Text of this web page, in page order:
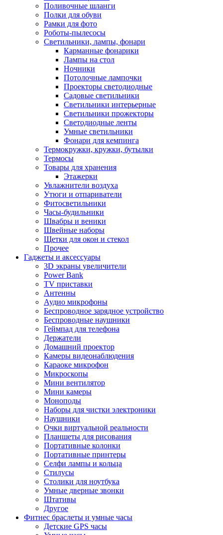
Поливочные шланги
Полки для обуви
Рамки для фото
Роботы-пылесосы
Светильники, лампы, фонари
Карманные фонарики
Лампы на стол
Ночники
Потолочные лампочки
Проекторы светодиодные
Садовые светильники
Светильники интерьерные
Светильники прожекторы
Светодиодные ленты
Умные светильники
Фонари для кемпинга
Термокружки, кружки, бутылки
Термосы
Товары для хранения
Этажерки
Увлажнители воздуха
Утюги и отпариватели
Фитосветильники
Часы-будильники
Швабры и веники
Швейные наборы
Щетки для окон и стекол
Прочее
Гаджеты и аксессуары
3D экраны увеличители
Power Bank
TV приставки
Антенны
Аудио микрофоны
Беспроводное зарядное устройство
Беспроводные наушники
Геймпад для телефона
Держатели
Домашний проектор
Камеры видеонаблюдения
Караоке микрофон
Микроскопы
Мини вентилятор
Мини камеры
Моноподы
Наборы для чистки электроники
Наушники
Очки виртуальной реальности
Планшеты для рисования
Портативные колонки
Портативные принтеры
Селфи лампы и кольца
Стилусы
Столики для ноутбука
Умные дверные звонки
Штативы
Другое
Фитнес браслеты и умные часы
Детские GPS часы